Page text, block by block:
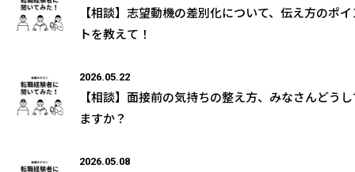
【相談】志望動機の差別化について、伝え方のポ
トを教えて！
2026.05.22
【相談】面接前の気持ちの整え方、みなさんどう
ますか？
2026.05.08